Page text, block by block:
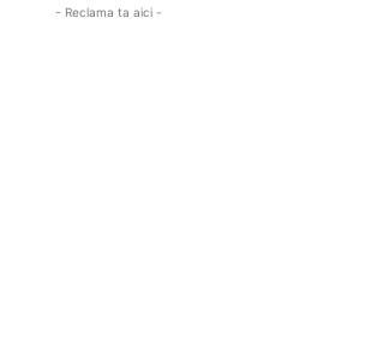
- Reclama ta aici -